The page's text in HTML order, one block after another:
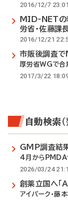
2016/12/7 23:01
MID-NETの
労省・佐藤課
2016/12/21
市販後調査
厚労省WGで合
2017/3/22
自動検索
GMP調査結
4月からPMDA
2026/03/24
創薬立国へ「
アイパーク・藤